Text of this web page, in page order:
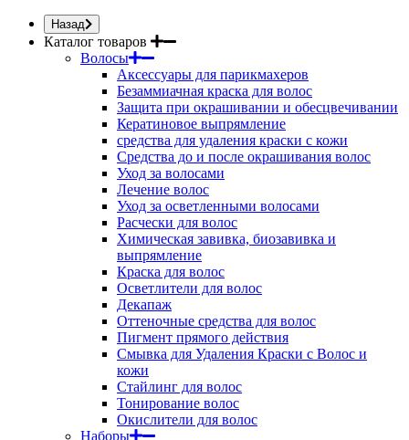
Назад
Каталог товаров
Волосы
Аксессуары для парикмахеров
Безаммиачная краска для волос
Защита при окрашивании и обесцвечивании
Кератиновое выпрямление
средства для удаления краски с кожи
Средства до и после окрашивания волос
Уход за волосами
Лечение волос
Уход за осветленными волосами
Расчески для волос
Химическая завивка, биозавивка и
выпрямление
Краска для волос
Осветлители для волос
Декапаж
Оттеночные средства для волос
Пигмент прямого действия
Смывка для Удаления Краски с Волос и
кожи
Стайлинг для волос
Тонирование волос
Окислители для волос
Наборы